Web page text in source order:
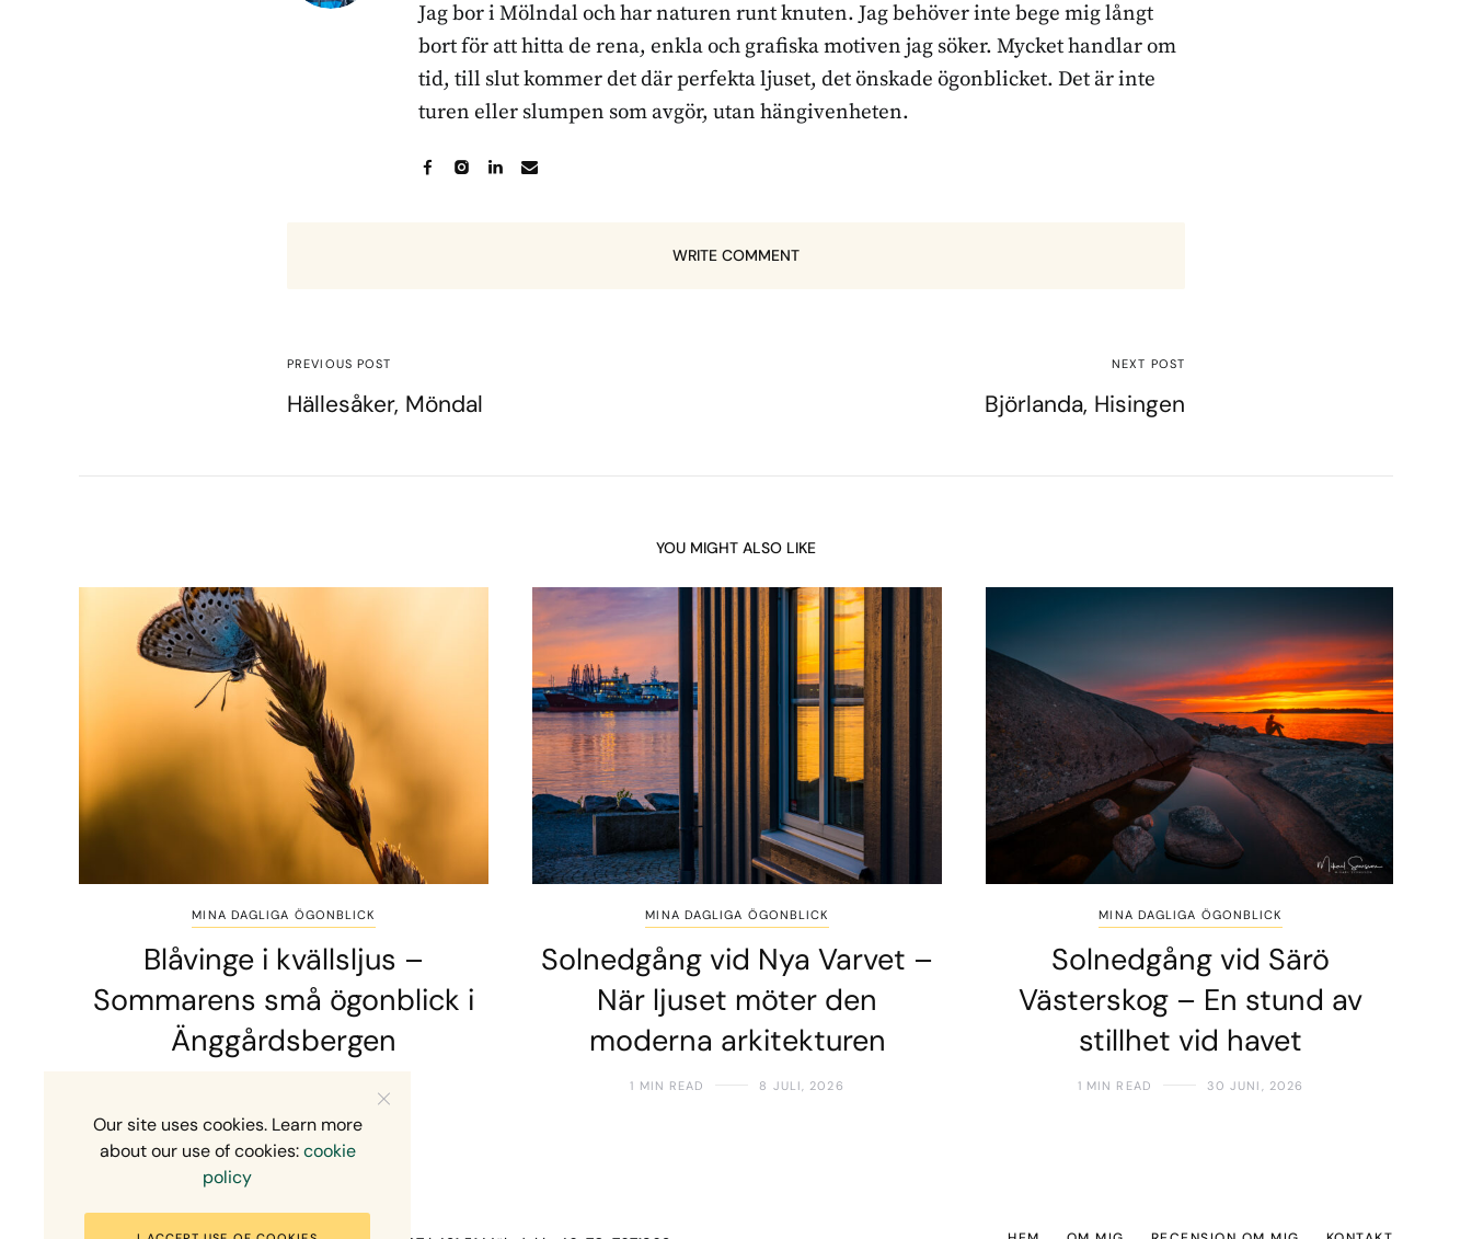
Jag bor i Mölndal och har naturen runt knuten. Jag behöver inte bege mig långt
bort för att hitta de rena, enkla och grafiska motiven jag söker. Mycket handlar om
tid, till slut kommer det där perfekta ljuset, det önskade ögonblicket. Det är inte
turen eller slumpen som avgör, utan hängivenheten.
WRITE COMMENT
PREVIOUS POST
Hällesåker, Möndal
NEXT POST
Björlanda, Hisingen
YOU MIGHT ALSO LIKE
MINA DAGLIGA ÖGONBLICK
Blåvinge i kvällsljus –
Sommarens små ögonblick i
Änggårdsbergen
MINA DAGLIGA ÖGONBLICK
Solnedgång vid Nya Varvet –
När ljuset möter den
moderna arkitekturen
1 MIN READ 8 JULI, 2026
MINA DAGLIGA ÖGONBLICK
Solnedgång vid Särö
Västerskog – En stund av
stillhet vid havet
1 MIN READ 30 JUNI, 2026
Our site uses cookies. Learn more
about our use of cookies:cookie
policy